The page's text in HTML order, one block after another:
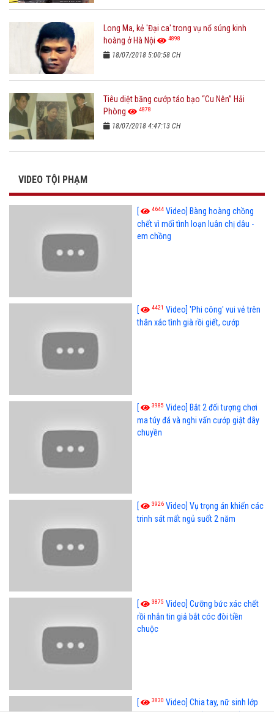
Long Ma, kẻ 'Đại ca' trong vụ nổ súng kinh
hoàng ở Hà Nội
4898
18/07/2018 5:00:58 CH
Tiêu diệt băng cướp táo bạo “Cu Nên” Hải
Phòng
4878
18/07/2018 4:47:13 CH
VIDEO TỘI PHẠM
[ 4644 Video] Bàng hoàng chồng
chết vì mối tình loạn luân chị dâu -
em chồng
[ 4421 Video] 'Phi công' vui vẻ trên
thân xác tình già rồi giết, cướp
[ 3985 Video] Bắt 2 đối tượng chơi
ma túy đá và nghi vấn cướp giật dây
chuyền
[ 3926 Video] Vụ trọng án khiến các
trinh sát mất ngủ suốt 2 năm
[ 3875 Video] Cưỡng bức xác chết
rồi nhắn tin giả bắt cóc đòi tiền
chuộc
[ 3830 Video] Chia tay, nữ sinh lớp